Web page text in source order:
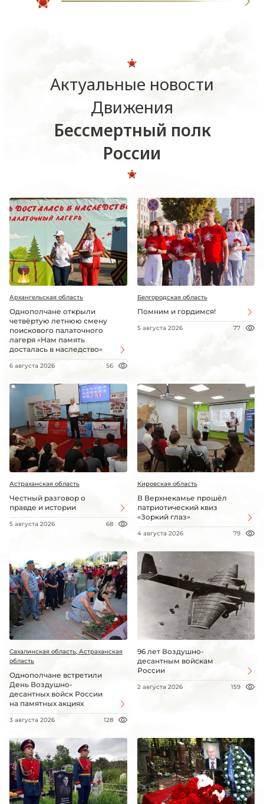
Актуальные новости
Движения
Бессмертный полк
России
Архангельская область
Однополчане открыли
четвёртую летнюю смену
поискового палаточного
лагеря «Нам память
досталась в наследство»
6 августа 2026 56
Белгородская область
Помним и гордимся!
5 августа 2026 77
Астраханская область
Честный разговор о
правде и истории
5 августа 2026 68
Кировская область
В Верхнекамье прошёл
патриотический квиз
«Зоркий глаз»
4 августа 2026 79
Сахалинская область, Астраханская
область
Однополчане встретили
День Воздушно-
десантных войск России
на памятных акциях
3 августа 2026 128
96 лет Воздушно-
десантным войскам
России
2 августа 2026 159